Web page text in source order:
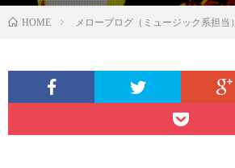
HOME メローブログ（ミュージック系担当）